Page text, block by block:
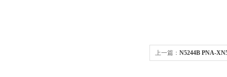
上一篇： N5244B PNA-